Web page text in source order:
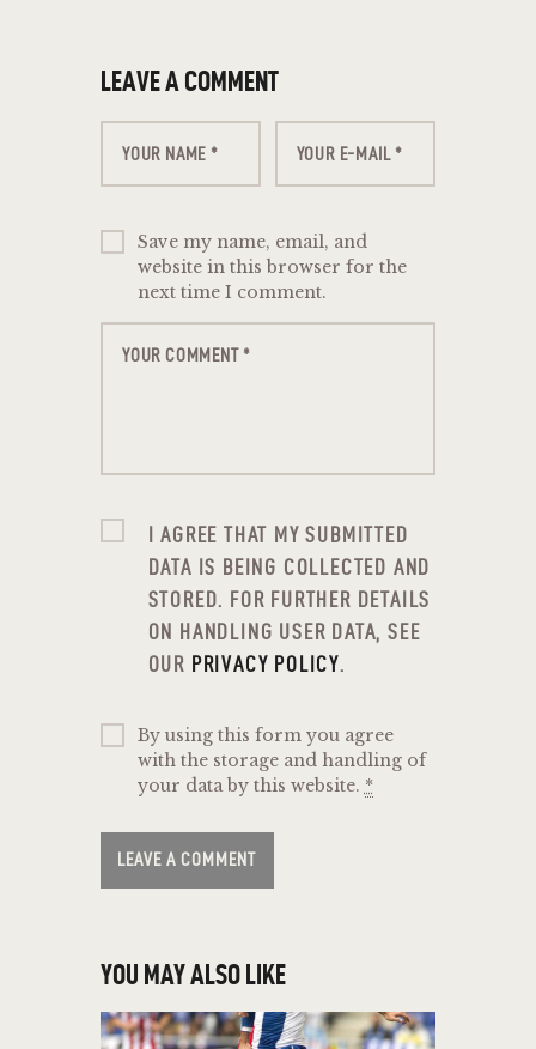
LEAVE A COMMENT
Save my name, email, and
website in this browser for the
next time I comment.
I AGREE THAT MY SUBMITTED
DATA IS BEING COLLECTED AND
STORED. FOR FURTHER DETAILS
ON HANDLING USER DATA, SEE
OUR PRIVACY POLICY
By using this form you agree
with the storage and handling of
your data by this website. *
YOU MAY ALSO LIKE